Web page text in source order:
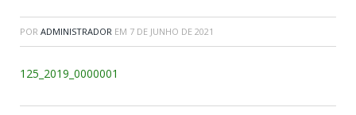
POR ADMINISTRADOR EM 7 DE JUNHO DE 2021
125_2019_0000001